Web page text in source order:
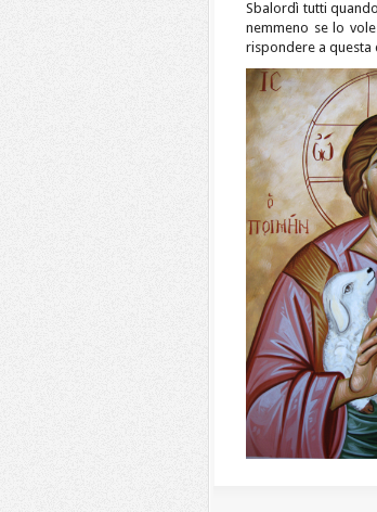
Sbalordì tutti
nemmeno se lo
rispondere a questa